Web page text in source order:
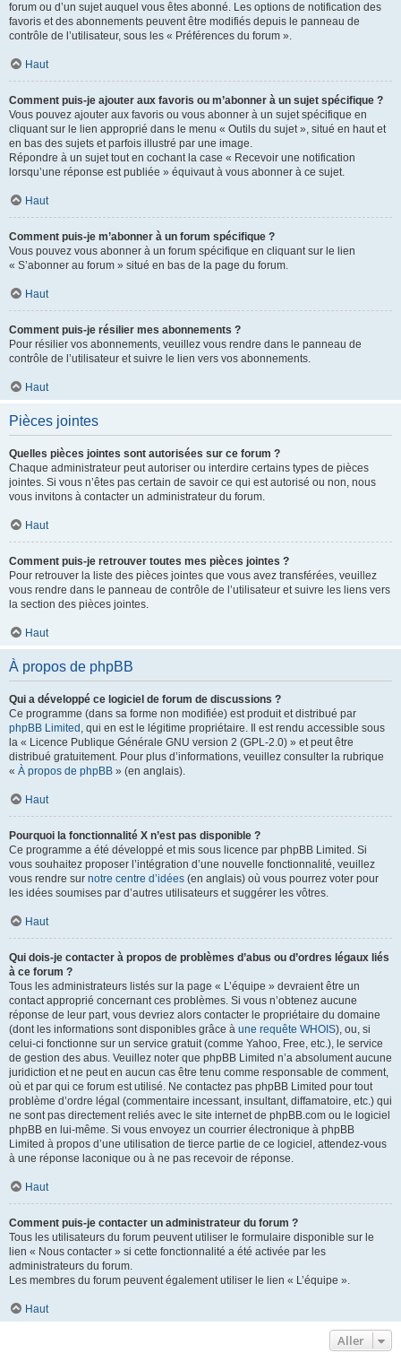
forum ou d’un sujet auquel vous êtes abonné. Les options de notification des
favoris et des abonnements peuvent être modifiés depuis le panneau de
contrôle de l’utilisateur, sous les « Préférences du forum ».
Haut
Comment puis-je ajouter aux favoris ou m’abonner à un sujet spécifique ?
Vous pouvez ajouter aux favoris ou vous abonner à un sujet spécifique en
cliquant sur le lien approprié dans le menu « Outils du sujet », situé en haut et
en bas des sujets et parfois illustré par une image.
Répondre à un sujet tout en cochant la case « Recevoir une notification
lorsqu’une réponse est publiée » équivaut à vous abonner à ce sujet.
Haut
Comment puis-je m’abonner à un forum spécifique ?
Vous pouvez vous abonner à un forum spécifique en cliquant sur le lien
« S’abonner au forum » situé en bas de la page du forum.
Haut
Comment puis-je résilier mes abonnements ?
Pour résilier vos abonnements, veuillez vous rendre dans le panneau de
contrôle de l’utilisateur et suivre le lien vers vos abonnements.
Haut
Pièces jointes
Quelles pièces jointes sont autorisées sur ce forum ?
Chaque administrateur peut autoriser ou interdire certains types de pièces
jointes. Si vous n’êtes pas certain de savoir ce qui est autorisé ou non, nous
vous invitons à contacter un administrateur du forum.
Haut
Comment puis-je retrouver toutes mes pièces jointes ?
Pour retrouver la liste des pièces jointes que vous avez transférées, veuillez
vous rendre dans le panneau de contrôle de l’utilisateur et suivre les liens vers
la section des pièces jointes.
Haut
À propos de phpBB
Qui a développé ce logiciel de forum de discussions ?
Ce programme (dans sa forme non modifiée) est produit et distribué par
phpBB Limited , qui en est le légitime propriétaire. Il est rendu accessible sous
la « Licence Publique Générale GNU version 2 (GPL-2.0) » et peut être
distribué gratuitement. Pour plus d’informations, veuillez consulter la rubrique
« À propos de phpBB » (en anglais).
Haut
Pourquoi la fonctionnalité X n’est pas disponible ?
Ce programme a été développé et mis sous licence par phpBB Limited. Si
vous souhaitez proposer l’intégration d’une nouvelle fonctionnalité, veuillez
vous rendre sur notre centre d’idées (en anglais) où vous pourrez voter pour
les idées soumises par d’autres utilisateurs et suggérer les vôtres.
Haut
Qui dois-je contacter à propos de problèmes d’abus ou d’ordres légaux liés
à ce forum ?
Tous les administrateurs listés sur la page « L’équipe » devraient être un
contact approprié concernant ces problèmes. Si vous n’obtenez aucune
réponse de leur part, vous devriez alors contacter le propriétaire du domaine
(dont les informations sont disponibles grâce à une requête WHOIS), ou, si
celui-ci fonctionne sur un service gratuit (comme Yahoo, Free, etc.), le service
de gestion des abus. Veuillez noter que phpBB Limited n’a absolument aucune
juridiction et ne peut en aucun cas être tenu comme responsable de comment,
où et par qui ce forum est utilisé. Ne contactez pas phpBB Limited pour tout
problème d’ordre légal (commentaire incessant, insultant, diffamatoire, etc.) qui
ne sont pas directement reliés avec le site internet de phpBB.com ou le logiciel
phpBB en lui-même. Si vous envoyez un courrier électronique à phpBB
Limited à propos d’une utilisation de tierce partie de ce logiciel, attendez-vous
à une réponse laconique ou à ne pas recevoir de réponse.
Haut
Comment puis-je contacter un administrateur du forum ?
Tous les utilisateurs du forum peuvent utiliser le formulaire disponible sur le
lien « Nous contacter » si cette fonctionnalité a été activée par les
administrateurs du forum.
Les membres du forum peuvent également utiliser le lien « L’équipe ».
Haut
Aller